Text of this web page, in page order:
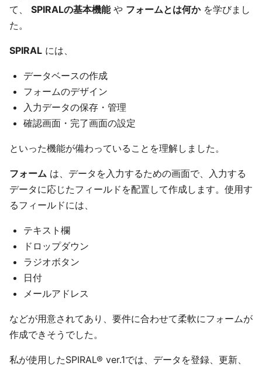
て、 SPIRALの基本機能や フォームとは何かを学びまし
た。
SPIRAL には、
データベースの作成
フォームのデザイン
入力データの保存・管理
確認画面・完了画面の設定
といった機能が備わっていることを理解しました。
フォーム は、データを入力するための画面で、入力する
データに応じたフィールドを配置して作成します。使用す
るフィールドには、
テキスト欄
ドロップダウン
ラジオボタン
日付
メールアドレス
などが用意されてあり、要件に合わせて柔軟にフォームが
作成できそうでした。
私が使用したSPIRAL® ver.1では、データを登録、更新、